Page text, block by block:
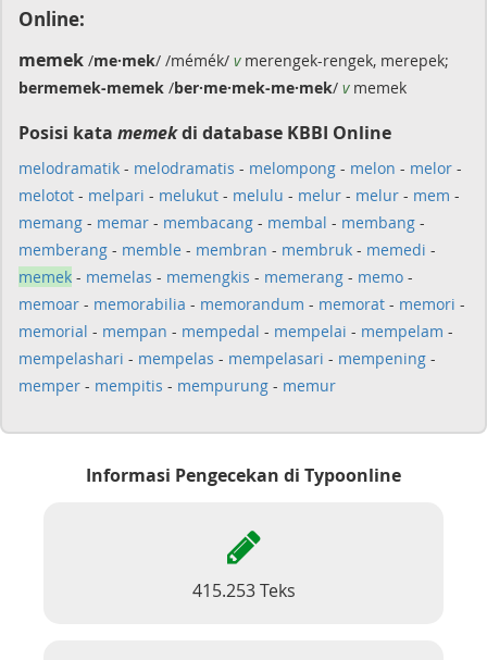
Online:
memek /me·mek/ /mémék/ vmerengek-rengek, merepek;
bermemek-memek /ber·me·mek-me·mek/ vmemek
Posisi kata memekdi database KBBI Online
melodramatik - melodramatis - melompong - melon - melor -
melotot - melpari - melukut - melulu - melur - melur - mem -
memang - memar - membacang - membal - membang -
memberang - memble - membran - membruk - memedi -
memek - memelas - memengkis - memerang - memo -
memoar - memorabilia - memorandum - memorat - memori -
memorial - mempan - mempedal - mempelai - mempelam -
mempelashari - mempelas - mempelasari - mempening -
memper - mempitis - mempurung - memur
Informasi Pengecekan di Typoonline
415.253 Teks